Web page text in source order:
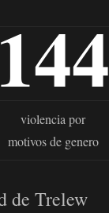
144
violencia por
motivos de genero
de Trelew